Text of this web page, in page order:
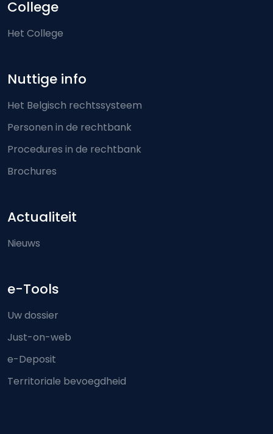
College
Het College
Nuttige info
Het Belgisch rechtssysteem
Personen in de rechtbank
Procedures in de rechtbank
Brochures
Actualiteit
Nieuws
e-Tools
Uw dossier
Just-on-web
e-Deposit
Territoriale bevoegdheid